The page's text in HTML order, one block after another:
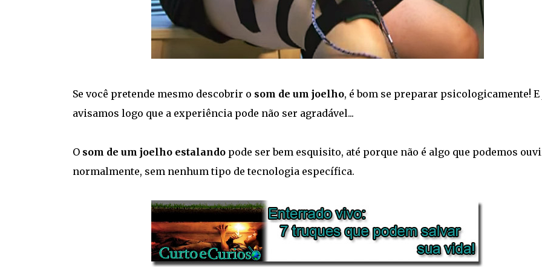
Se você pretende mesmo descobrir o som de um joelho, é bom se preparar psicologicamente! E
avisamos logo que a experiência pode não ser agradável...
O som de um joelho estalandopode ser bem esquisito, até porque não é algo que podemos
normalmente, sem nenhum tipo de tecnologia específica.